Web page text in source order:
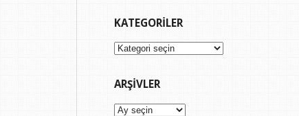
KATEGORILER
Kategoriler
ARŞIVLER
Arşivler